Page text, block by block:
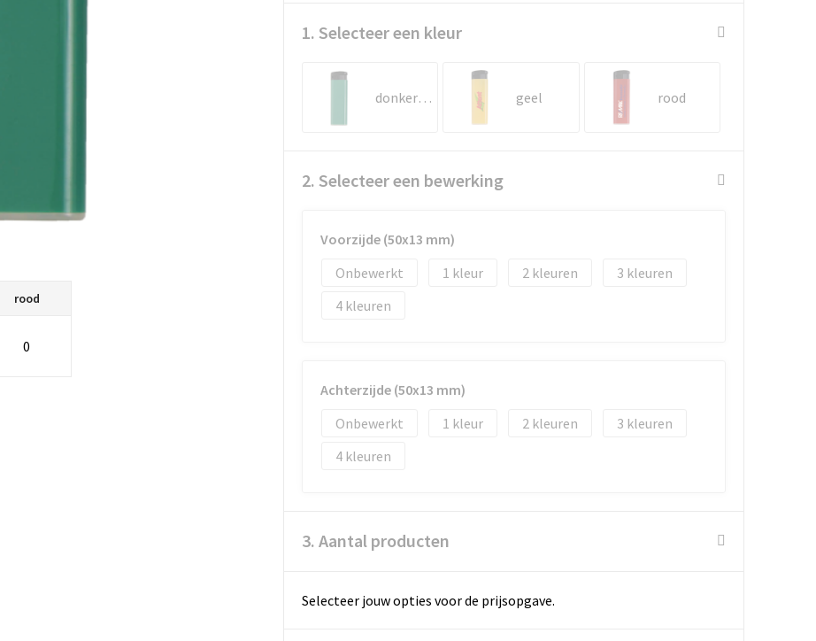
rood
0
1. Selecteer een kleur
donkergroen geel rood
2. Selecteer een bewerking
Voorzijde (50x13 mm)
Onbewerkt
1 2
3
4
Achterzijde (50x13 mm)
Onbewerkt
1 2
3
4
3. Aantal producten
Selecteer jouw opties voor de prijsopgave.